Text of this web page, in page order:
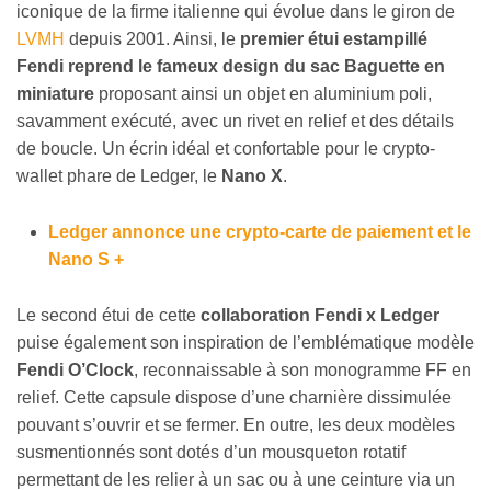
iconique de la firme italienne qui évolue dans le giron de
LVMH depuis 2001. Ainsi, le premier étui estampillé
Fendi reprend le fameux design du sac Baguette en
miniature proposant ainsi un objet en aluminium poli,
savamment exécuté, avec un rivet en relief et des détails
de boucle. Un écrin idéal et confortable pour le crypto-
wallet phare de Ledger, le Nano X.
Ledger annonce une crypto-carte de paiement et le
Nano S +
Le second étui de cette collaboration Fendi x Ledger
puise également son inspiration de l’emblématique modèle
Fendi O’Clock, reconnaissable à son monogramme FF en
relief. Cette capsule dispose d’une charnière dissimulée
pouvant s’ouvrir et se fermer. En outre, les deux modèles
susmentionnés sont dotés d’un mousqueton rotatif
permettant de les relier à un sac ou à une ceinture via un